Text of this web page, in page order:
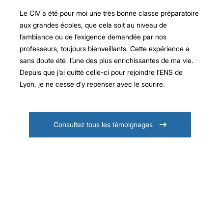
Le CIV a été pour moi une très bonne classe préparatoire
aux grandes écoles, que cela soit au niveau de
l’ambiance ou de l’exigence demandée par nos
professeurs, toujours bienveillants. Cette expérience a
sans doute été l’une des plus enrichissantes de ma vie.
Depuis que j’ai quitté celle-ci pour rejoindre l’ENS de
Lyon, je ne cesse d’y repenser avec le sourire.
Consultez tous les témoignages